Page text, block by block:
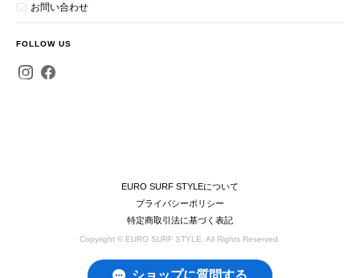
お問い合わせ
FOLLOW US
EURO SURF STYLEについて
プライバシーポリシー
特定商取引法に基づく表記
Copyright © EURO SURF STYLE. All Rights Reserved.
ショップに質問する